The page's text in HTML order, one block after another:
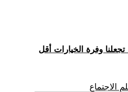
تجعلنا وفرة الخيارات أقل
الاجتماع